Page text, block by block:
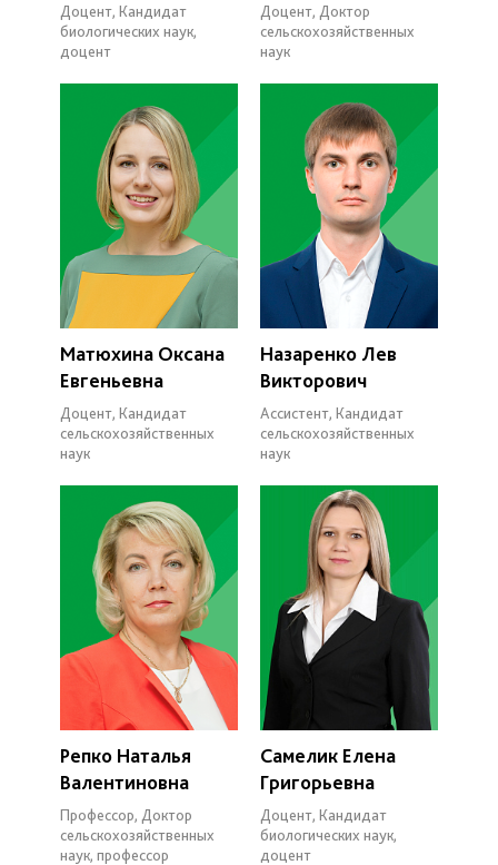
Доцент, Кандидат
биологических наук,
доцент
Доцент, Доктор
сельскохозяйственных
наук
Матюхина Оксана
Евгеньевна
Доцент, Кандидат
сельскохозяйственных
наук
Назаренко Лев
Викторович
Ассистент, Кандидат
сельскохозяйственных
наук
Репко Наталья
Валентиновна
Профессор, Доктор
сельскохозяйственных
наук, профессор
Самелик Елена
Григорьевна
Доцент, Кандидат
биологических наук,
доцент